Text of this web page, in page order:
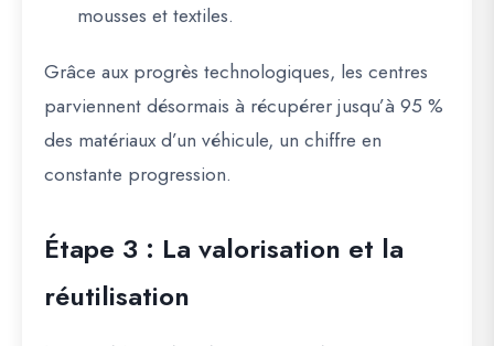
mousses et textiles.
Grâce aux progrès technologiques, les centres
parviennent désormais à récupérer jusqu’à 95 %
des matériaux d’un véhicule, un chiffre en
constante progression.
Étape 3 : La valorisation et la
réutilisation